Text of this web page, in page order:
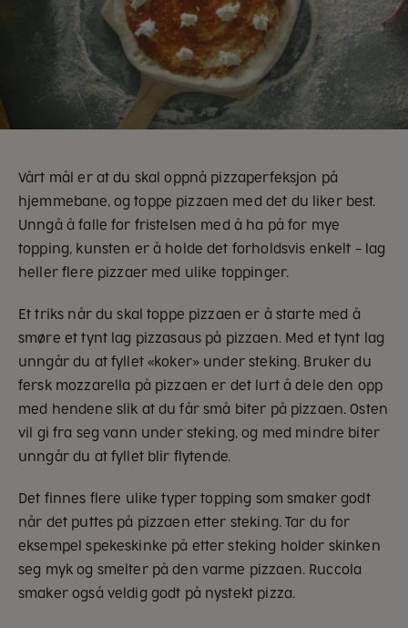
Vårt mål er at du skal oppnå pizzaperfeksjon på
hjemmebane, og toppe pizzaen med det du liker best.
Unngå å falle for fristelsen med å ha på for mye
topping, kunsten er å holde det forholdsvis enkelt – lag
heller flere pizzaer med ulike toppinger.
Et triks når du skal toppe pizzaen er å starte med å
smøre et tynt lag pizzasaus på pizzaen. Med et tynt lag
unngår du at fyllet «koker» under steking. Bruker du
fersk mozzarella på pizzaen er det lurt å dele den opp
med hendene slik at du får små biter på pizzaen. Osten
vil gi fra seg vann under steking, og med mindre biter
unngår du at fyllet blir flytende.
Det finnes flere ulike typer topping som smaker godt
når det puttes på pizzaen etter steking. Tar du for
eksempel spekeskinke på etter steking holder skinken
seg myk og smelter på den varme pizzaen. Ruccola
smaker også veldig godt på nystekt pizza.